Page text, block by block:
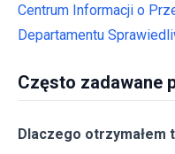
Centrum Informacji o
Departamentu
Często zadawane
Dlaczego otrzymałem